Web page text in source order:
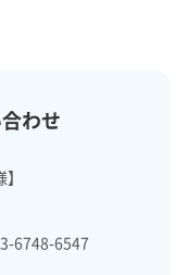
わせ
6748-6547